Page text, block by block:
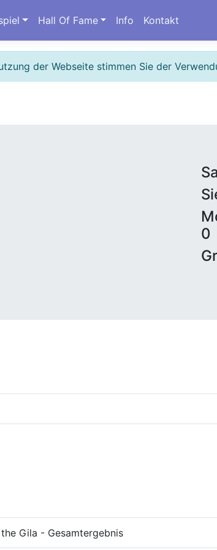
Hall Of Fame Info Kontakt
der Webseite stimmen Sie der
0
Gila - Gesamtergebnis